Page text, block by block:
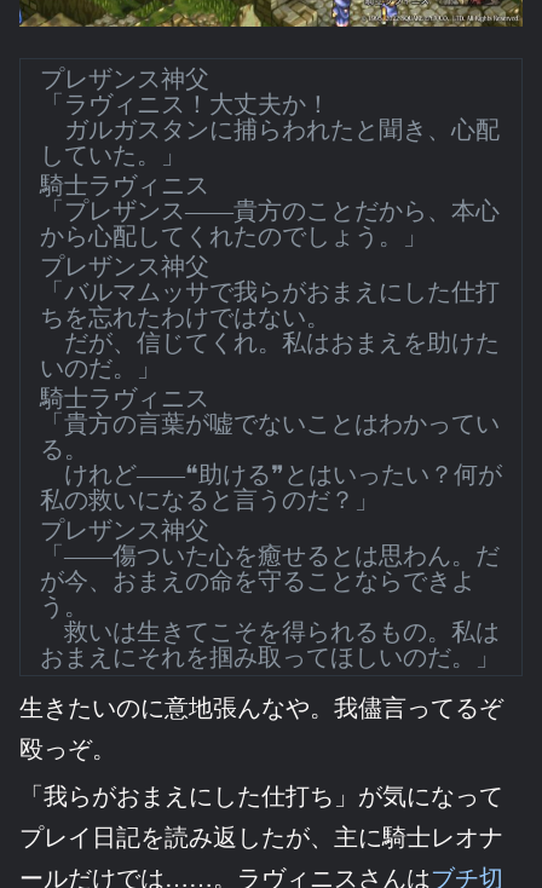
プレザンス神父
「ラヴィニス！大丈夫か！
ガルガスタンに捕らわれたと聞き、心配
していた。」
騎士ラヴィニス
「プレザンス――貴方のことだから、本心
から心配してくれたのでしょう。」
プレザンス神父
「バルマムッサで我らがおまえにした仕打
ちを忘れたわけではない。
だが、信じてくれ。私はおまえを助けた
いのだ。」
騎士ラヴィニス
「貴方の言葉が嘘でないことはわかってい
る。
けれど――❝助ける❞とはいったい？何が
私の救いになると言うのだ？」
プレザンス神父
「――傷ついた心を癒せるとは思わん。だ
が今、おまえの命を守ることならできよ
う。
救いは生きてこそを得られるもの。私は
おまえにそれを掴み取ってほしいのだ。」
生きたいのに意地張んなや。我儘言ってるぞ
殴っぞ。
「我らがおまえにした仕打ち」が気になって
プレイ日記を読み返したが、主に騎士レオナ
ールだけでは……。ラヴィニスさんはブチ切